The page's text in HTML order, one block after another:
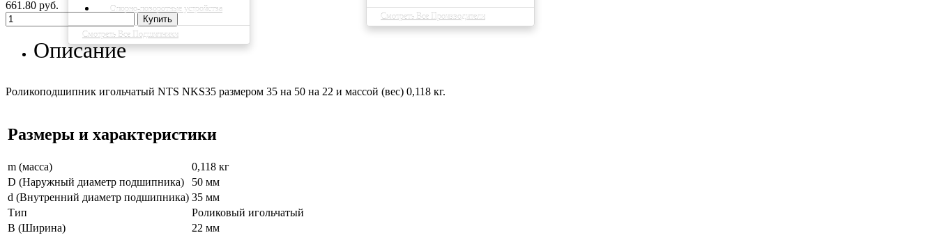
Опорно-поворотные устройства
Смотреть Все Подшипники
Смотреть Все Производители
661.80 руб.
Купить
Описание
Роликоподшипник игольчатый NTS NKS35 размером 35 на 50 на 22 и массой (вес) 0,118 кг.
Размеры и характеристики
m (масса)
0,118 кг
D (Наружный диаметр подшипника)
50 мм
d (Внутренний диаметр подшипника) 35 мм
Тип
Роликовый игольчатый
B (Ширина)
22 мм